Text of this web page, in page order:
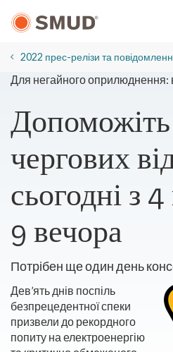
до
змісту2022 прес-релізи та
Для негайного оприлюднення:
чергових
сьогодні з
9 вечора
Потрібен ще один день
Дев’ять днів поспіль
безпрецедентної спеки
призвели до рекордного
попиту на електроенергію